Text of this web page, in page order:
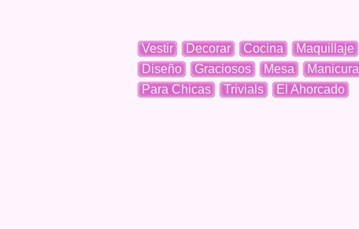
Vestir Decorar Cocina Maquillaje
Diseño
Graciosos Mesa Manicura
Para Chicas
Trivials El Ahorcado